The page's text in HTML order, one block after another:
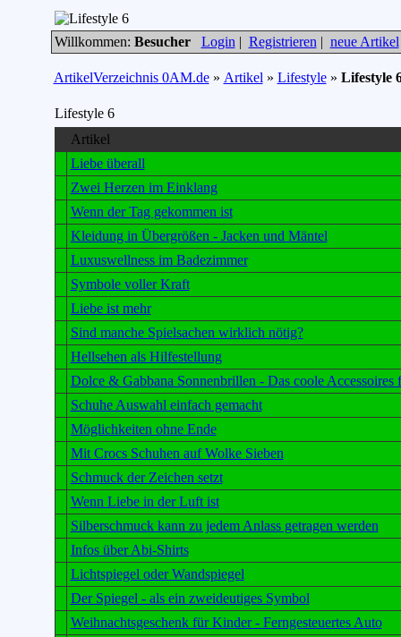
Willkommen: Besucher Login | Registrieren | neue Artikel
ArtikelVerzeichnis 0AM.de» Artikel » Lifestyle» Lifestyle
Lifestyle 6
Artikel
Liebe überall
Zwei Herzen im Einklang
Wenn der Tag gekommen ist
Kleidung in Übergrößen - Jacken und Mäntel
Luxuswellness im Badezimmer
Symbole voller Kraft
Liebe ist mehr
Sind manche Spielsachen wirklich nötig?
Hellsehen als Hilfestellung
Dolce & Gabbana Sonnenbrillen - Das coole Accessoires
Schuhe Auswahl einfach gemacht
Möglichkeiten ohne Ende
Mit Crocs Schuhen auf Wolke Sieben
Schmuck der Zeichen setzt
Wenn Liebe in der Luft ist
Silberschmuck kann zu jedem Anlass getragen werden
Infos über Abi-Shirts
Lichtspiegel oder Wandspiegel
Der Spiegel - als ein zweideutiges Symbol
Weihnachtsgeschenk für Kinder - Ferngesteuertes Auto